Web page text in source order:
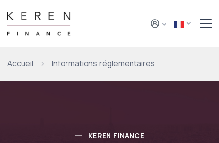
Accueil Informations réglementaires
KEREN FINANCE